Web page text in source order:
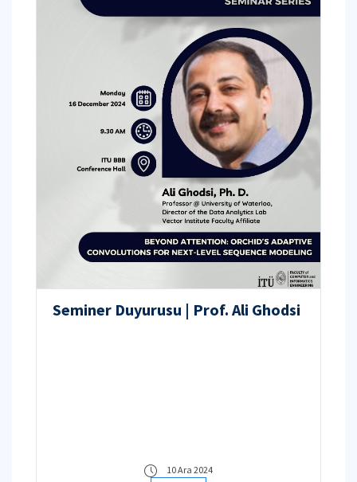
Seminer Duyurusu | Prof. Ali Ghodsi
10 Ara 2024